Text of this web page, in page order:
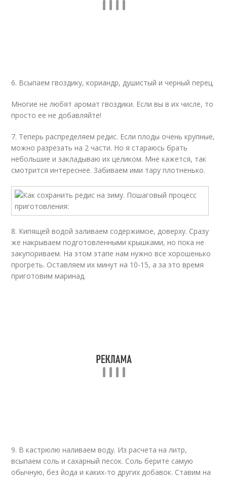
6. Всыпаем гвоздику, кориандр, душистый и черный перец.
Многие не любят аромат гвоздики. Если вы в их числе, то
просто ее не добавляйте!
7. Теперь распределяем редис. Если плоды очень крупные,
можно разрезать на 2 части. Но я стараюсь брать
небольшие и закладываю их целиком. Мне кажется, так
смотрится интереснее. Забиваем ими тару плотненько.
8. Кипящей водой заливаем содержимое, доверху. Сразу
же накрываем подготовленными крышками, но пока не
закупориваем. На этом этапе нам нужно все хорошенько
прогреть. Оставляем их минут на 10-15, а за это время
приготовим маринад.
9. В кастрюлю наливаем воду. Из расчета на литр,
всыпаем соль и сахарный песок. Соль берите самую
обычную, без йода и каких-то других добавок. Ставим на